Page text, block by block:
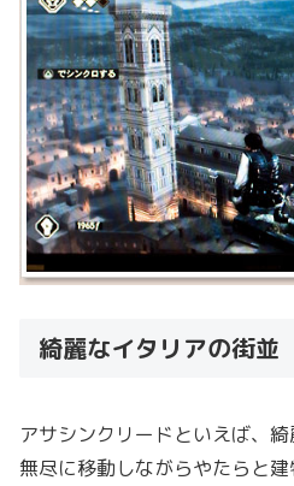
綺麗なイタリアの街並
アサシンクリードといえば、
無尽に移動しながらやたらと